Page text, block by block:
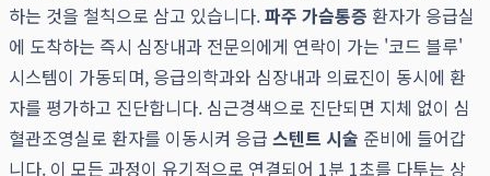
하는 것을 철칙으로 삼고 있습니다.파주 가슴통증 환자가 응급실
에 도착하는 즉시 심장내과 전문의에게 연락이 가는 '코드 블루'
시스템이 가동되며, 응급의학과와 심장내과 의료진이 동시에 환
자를 평가하고 진단합니다. 심근경색으로 진단되면 지체 없이 심
혈관조영실로 환자를 이동시켜 응급 스텐트 시술 준비에 들어갑
니다. 이 모든 과정이 유기적으로 연결되어 1분 1초를 다투는 상